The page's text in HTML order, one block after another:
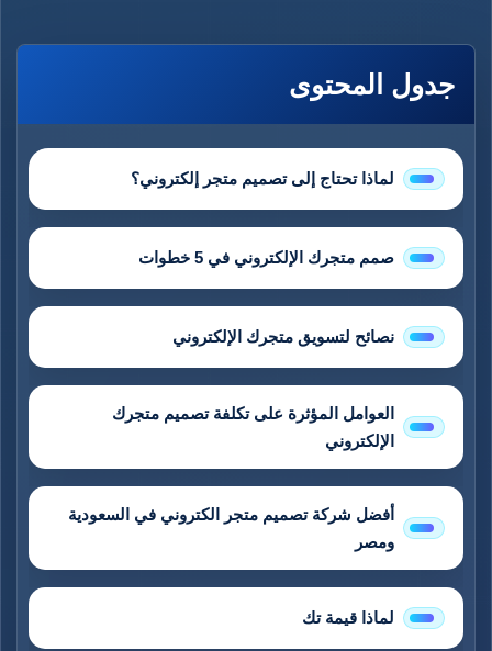
جدول المحتوى
لماذا تحتاج إلى تصميم متجر إلكتروني؟
صمم متجرك الإلكتروني في 5 خطوات
نصائح لتسويق متجرك الإلكتروني
العوامل المؤثرة على تكلفة تصميم متجرك
الإلكتروني
أفضل شركة تصميم متجر الكتروني في السعودية
ومصر
لماذا قيمة تك